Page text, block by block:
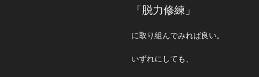
「脱力修練」
に取り組んでみれば良い。
いずれにしても、